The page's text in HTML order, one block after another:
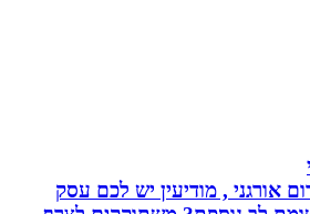
אורגני , מודיעין יש לכם עסק